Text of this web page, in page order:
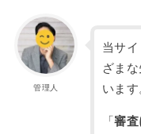
管理人
当サ
ざま
います
「審